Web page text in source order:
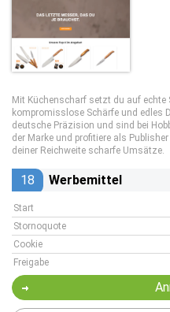
Mit Küchenscharf setzt du auf echte
kompromisslose Schärfe und edles
deutsche Präzision und sind bei
der Marke und profitiere als
deiner Reichweite scharfe Umsätze.
18 Werbemittel
Start
Stornoquote
Cookie
Freigabe